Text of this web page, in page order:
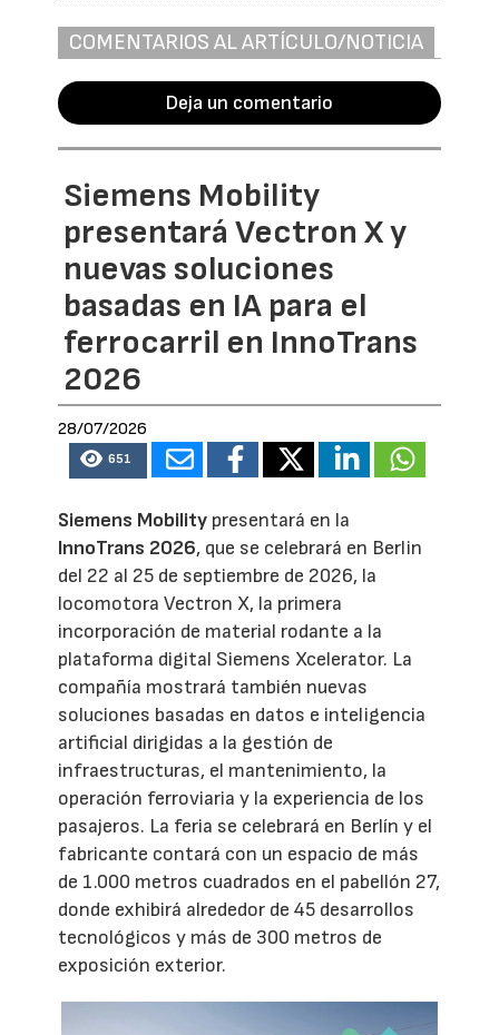
COMENTARIOS AL ARTÍCULO/NOTICIA
Deja un comentario
Siemens Mobility
presentará Vectron X y
nuevas soluciones
basadas en IA para el
ferrocarril en InnoTrans
2026
28/07/2026
651
Siemens Mobility presentará en la
InnoTrans 2026, que se celebrará en Berlin
del 22 al 25 de septiembre de 2026, la
locomotora Vectron X, la primera
incorporación de material rodante a la
plataforma digital Siemens Xcelerator. La
compañía mostrará también nuevas
soluciones basadas en datos e inteligencia
artificial dirigidas a la gestión de
infraestructuras, el mantenimiento, la
operación ferroviaria y la experiencia de los
pasajeros. La feria se celebrará en Berlín y el
fabricante contará con un espacio de más
de 1.000 metros cuadrados en el pabellón 27,
donde exhibirá alrededor de 45 desarrollos
tecnológicos y más de 300 metros de
exposición exterior.